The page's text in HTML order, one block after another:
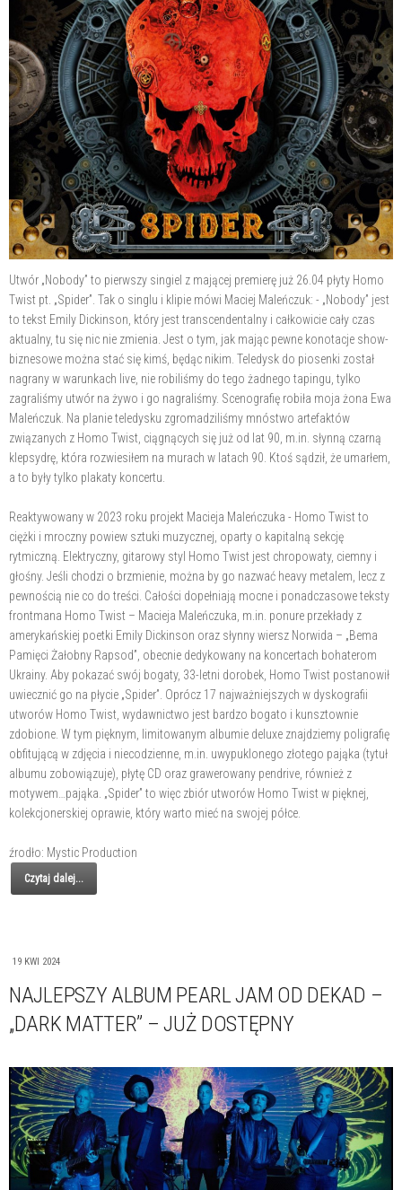
Utwór „Nobody” to pierwszy singiel z mającej premierę już 26.04 płyty Homo
Twist pt. „Spider”. Tak o singlu i klipie mówi Maciej Maleńczuk: - „Nobody” jest
to tekst Emily Dickinson, który jest transcendentalny i całkowicie cały czas
aktualny, tu się nic nie zmienia. Jest o tym, jak mając pewne konotacje show-
biznesowe można stać się kimś, będąc nikim. Teledysk do piosenki został
nagrany w warunkach live, nie robiliśmy do tego żadnego tapingu, tylko
zagraliśmy utwór na żywo i go nagraliśmy. Scenografię robiła moja żona Ewa
Maleńczuk. Na planie teledysku zgromadziliśmy mnóstwo artefaktów
związanych z Homo Twist, ciągnących się już od lat 90, m.in. słynną czarną
klepsydrę, która rozwiesiłem na murach w latach 90. Ktoś sądził, że umarłem,
a to były tylko plakaty koncertu.
Reaktywowany w 2023 roku projekt Macieja Maleńczuka - Homo Twist to
ciężki i mroczny powiew sztuki muzycznej, oparty o kapitalną sekcję
rytmiczną. Elektryczny, gitarowy styl Homo Twist jest chropowaty, ciemny i
głośny. Jeśli chodzi o brzmienie, można by go nazwać heavy metalem, lecz z
pewnością nie co do treści. Całości dopełniają mocne i ponadczasowe teksty
frontmana Homo Twist – Macieja Maleńczuka, m.in. ponure przekłady z
amerykańskiej poetki Emily Dickinson oraz słynny wiersz Norwida – „Bema
Pamięci Żałobny Rapsod”, obecnie dedykowany na koncertach bohaterom
Ukrainy. Aby pokazać swój bogaty, 33-letni dorobek, Homo Twist postanowił
uwiecznić go na płycie „Spider”. Oprócz 17 najważniejszych w dyskografii
utworów Homo Twist, wydawnictwo jest bardzo bogato i kunsztownie
zdobione. W tym pięknym, limitowanym albumie deluxe znajdziemy poligrafię
obfitującą w zdjęcia i niecodzienne, m.in. uwypuklonego złotego pająka (tytuł
albumu zobowiązuje), płytę CD oraz grawerowany pendrive, również z
motywem…pająka. „Spider” to więc zbiór utworów Homo Twist w pięknej,
kolekcjonerskiej oprawie, który warto mieć na swojej półce.
źrodło: Mystic Production
Czytaj dalej...
19 KWI 2024
NAJLEPSZY ALBUM PEARL JAM OD DEKAD –
„DARK MATTER” – JUŻ DOSTĘPNY